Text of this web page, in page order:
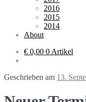
2016
2015
2014
About
€ 0,00 0 Artikel
Geschrieben am 13.